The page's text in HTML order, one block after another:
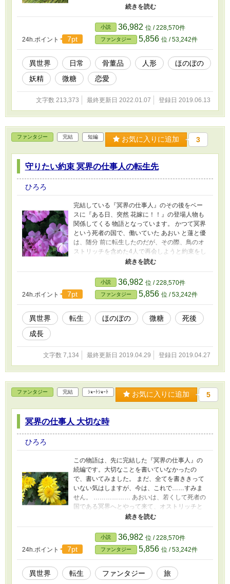
とにした、だが、この事で秘密を知ることにな
クションです。何卒、御了承下さい。
24h.ポイント 7pt
小説 36,982 位 / 228,570件
ファンタジー 5,856 位 / 53,242件
異世界 日常 骨董品 人形
ほのぼの
妖精
微糖 恋愛
文字数 213,373 最終更新日 2022.01.07 登録日 2019.06.13
ファンタジー 完結 短編 お気に入りに追加 3
守りたい約束 冥界の仕事人の転生先
ひろろ
完結している『冥界の仕事人』のその後をベー
スに『ある日、突然 花嫁に！！』の登場人物も
関係してくる 物語となっています。 かつて冥界
という死者の国で、働いていた あおい と蓮と優
は、随分 前に転生したのだが、その際、鳥のオ
ストリッチを含めた4人で再会しようと約束をし
た。 鳥が人へと転生することは、難しいだろう
に願いが叶う時がやってきたのだ。 果たして彼
は、無事に転生完了することができるのか？
24h.ポイント
7pt
小説 36,982 位 / 228,570件
ファンタジー 5,856 位 / 53,242件
異世界 転生 ほのぼの 微糖
死後
成長
文字数 7,134 最終更新日 2019.04.29 登録日 2019.04.27
ファンタジー 完結 ｼｮｰﾄｼｮｰﾄ お気に入りに追加 5
冥界の仕事人 大切な時
ひろろ
この物語は、先に完結した『冥界の仕事人』の
続編です。大切なことを書いていなかったの
で、書いてみました。 まだ、全てを書ききって
いない気はしますが、今は、これで……すみま
せん。 ……………… あおいは、若くして死者の
国である冥界へとやって来て、オストリッチと
いう鳥と出会い、様々な経験を重ね、互いに成
立をして仕事をしているが、思いもよらない事
が起こったのである。 軽くあらすじを混ぜて書
いています。 よろしければ、読んで下さると嬉
しく思います。 どうぞよろしくお願いいたしま
す。 ひろろ
24h.ポイント 7pt
小説 36,982 位 / 228,570件
ファンタジー 5,856 位 / 53,242件
異世界 転生 ファンタジー 旅